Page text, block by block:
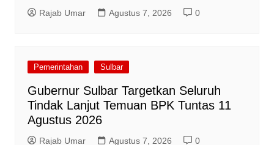
Rajab Umar Agustus 7, 2026 0
Pemerintahan Sulbar
Gubernur Sulbar Targetkan Seluruh
Tindak Lanjut Temuan BPK Tuntas 11
Agustus 2026
Rajab Umar Agustus 7, 2026 0